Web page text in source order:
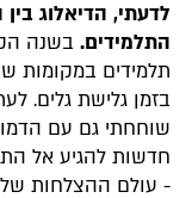
לדעתי, הדיאלוג
התלמידים.בשנה
תלמידים במקומות
בזמן גלישת גלים.
שוחחתי גם עם
חדשות להגיע אל
- עולם ההצלחות